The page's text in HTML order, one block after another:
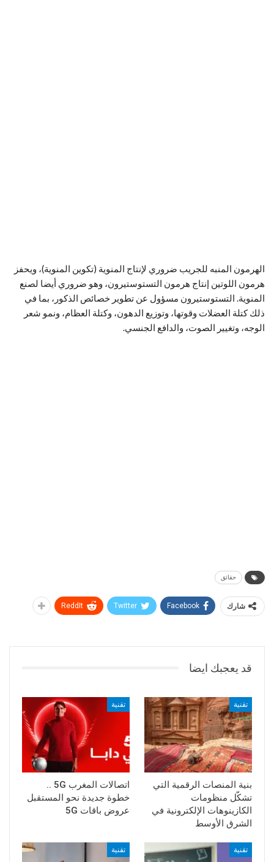
الهرمون المنبه للجريب ضروري لإنتاج المنوية (تكوين المنوية)، ويحفز
هرمون اللوتين إنتاج هرمون التستوستيرون، وهو ضروري أيضا لصنع
المنوية. التستوستيرون مسؤول عن تطوير خصائص الذكور، بما في
ذلك كتلة العضلات وقوتها، وتوزيع الدهون، وكتلة العظام، ونمو شعر
الوجه، وتغيير الصوت، والدافع الجنسي.
حقائق
شارك Facebook
Twitter
ReddIt
قد يعجبك ايضا
تقنية
بنية المنصات الرقمية التي
تشكّل منظومات
الكازينوهات الإلكترونية في
الشرق الأوسط
تقنية
اتصالات المغرب 5G ..
خطوة جديدة نحو المستقبل
عروض باقات 5G
تقنية تقنية